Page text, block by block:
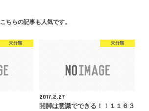
こちらの記事も人気です。
未分類 未分類
2017.2.27
開脚は意識でできる！！１１６３